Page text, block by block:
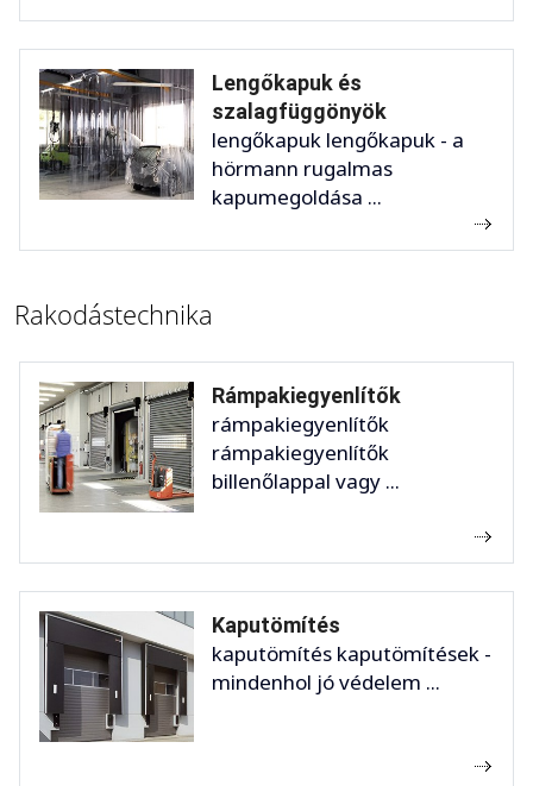
Lengőkapuk és
szalagfüggönyök
lengőkapuk lengőkapuk - a
hörmann rugalmas
kapumegoldása ...
Rakodástechnika
Rámpakiegyenlítők
rámpakiegyenlítők
rámpakiegyenlítők
billenőlappal vagy ...
Kaputömítés
kaputömítés kaputömítések -
mindenhol jó védelem ...